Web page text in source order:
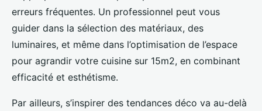
erreurs fréquentes. Un professionnel peut vous
guider dans la sélection des matériaux, des
luminaires, et même dans l’optimisation de l’espace
pour agrandir votre cuisine sur 15m2, en combinant
efficacité et esthétisme.
Par ailleurs, s’inspirer des tendances déco va au-delà